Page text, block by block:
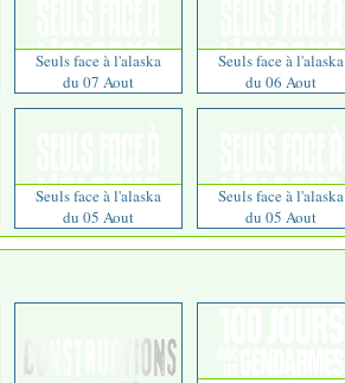
Seuls face à l'alaska
du 07 Aout
Seuls face à l'alaska
du 06 Aout
Seuls face à l'alaska
du 05 Aout
Seuls face à l'alaska
du 05 Aout